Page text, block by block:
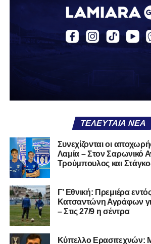
περσινή σεζόν πραγματοποίησε γεμάτη
Στο παρελθόν αγωνίστηκε στην ΑΕΚ Β’,
κατέγραψε 10 συμμετοχές στη Super
επίσης σε Εθνικό και Ζάκυνθο.
στις 26 Σεπτεμβρίου 2021.
Καλωσορίζουμε τον Βασίλη στην
Σαρωνικού και του ευχόμαστε υγεία
επιτυχίες.»
Η ανακοίνωση για τον Χρυσόστομο
«Ο Α.Ο. Σαρωνικός Αναβύσσου
ΤΕΛΕΥΤΑΊΑ ΝΈΑ
Συνεχίζονται οι
Λαμία – Στον Σαρωνικό
Τρούμπουλος και
Γ’ Εθνική: Πρεμιέρα
Κατσαντώνη Αγράφων
– Στις 27/9 η σέντρα
Kύπελλο Ερασιτεχνών: